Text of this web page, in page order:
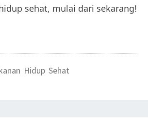
sehat, mulai dari sekarang!
Hidup Sehat